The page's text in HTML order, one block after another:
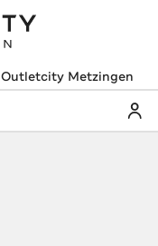
Outletcity Metzingen